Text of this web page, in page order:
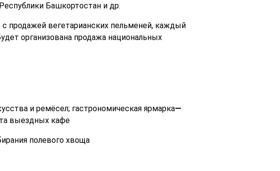
Башкортостан и др.
с продажей вегетарианских пельменей, каждый
организована продажа национальных
и ремёсел; гастрономическая ярмарка—
выездных кафе
полевого хвоща